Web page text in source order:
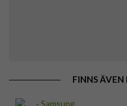
FINNS ÄVEN